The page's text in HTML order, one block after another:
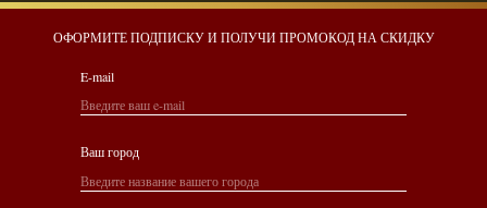
ОФОРМИТЕ ПОДПИСКУ И ПОЛУЧИ ПРОМОКОД НА СКИДКУ
E-mail
Ваш город